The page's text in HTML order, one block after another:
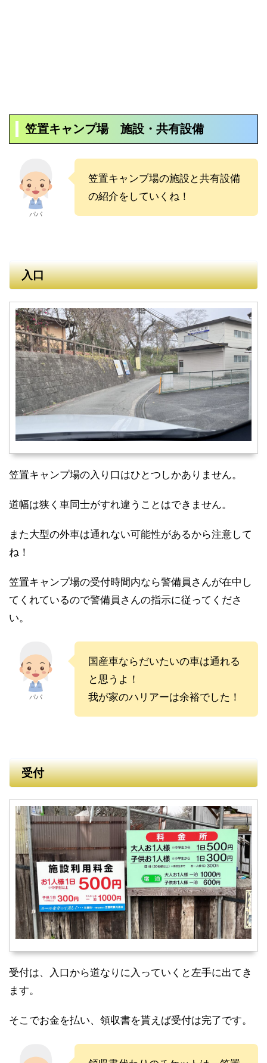
笠置キャンプ場 施設・共有設備
パパ
笠置キャンプ場の施設と共有設備
の紹介をしていくね！
入口
笠置キャンプ場の入り口はひとつしかありません。
道幅は狭く車同士がすれ違うことはできません。
また大型の外車は通れない可能性があるから注意して
ね！
笠置キャンプ場の受付時間内なら警備員さんが在中し
てくれているので警備員さんの指示に従ってくださ
い。
パパ
国産車ならだいたいの車は通れる
と思うよ！
我が家のハリアーは余裕でした！
受付
受付は、入口から道なりに入っていくと左手に出てき
ます。
そこでお金を払い、領収書を貰えば受付は完了です。